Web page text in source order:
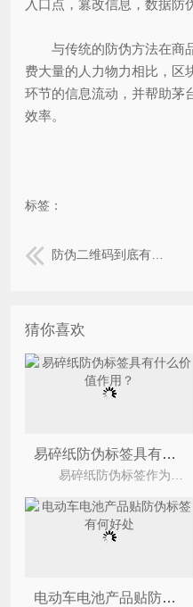
入口点，篡改信息，数据防
与传统的防伪方法在商
费大量的人力物力相比，区
环节的信息流动，并帮助茅
效率。
标签：
防伪二维码到底有没有相应的能力？正规的长这样
猜你喜欢
易碎纸防伪标签具有什么价值作用？
电动车电池产品贴防伪标签有何好处